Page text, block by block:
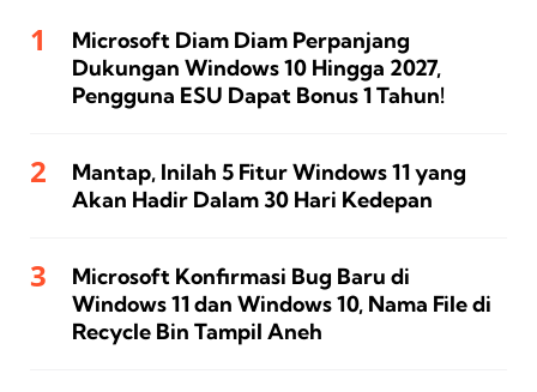
Microsoft Diam Diam Perpanjang
Dukungan Windows 10 Hingga 2027,
Pengguna ESU Dapat Bonus 1 Tahun!
Mantap, Inilah 5 Fitur Windows 11 yang
Akan Hadir Dalam 30 Hari Kedepan
Microsoft Konfirmasi Bug Baru di
Windows 11 dan Windows 10, Nama File di
Recycle Bin Tampil Aneh